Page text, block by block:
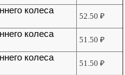
колеса
52.50₽
колеса
51.50₽
колеса
51.50₽